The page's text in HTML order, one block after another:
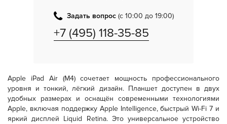
Задать вопрос (с 10:00 до 19:00)
+7 (495) 118-35-85
Apple iPad Air (M4)сочетает мощность профессионального
уровня и тонкий, лёгкий дизайн. Планшет доступен в двух
удобных размерах и оснащён современными технологиями
Apple, включая поддержку Apple Intelligence, быстрыйWi-Fi 7 и
яркий дисплей Liquid Retina. Это универсальное устройство